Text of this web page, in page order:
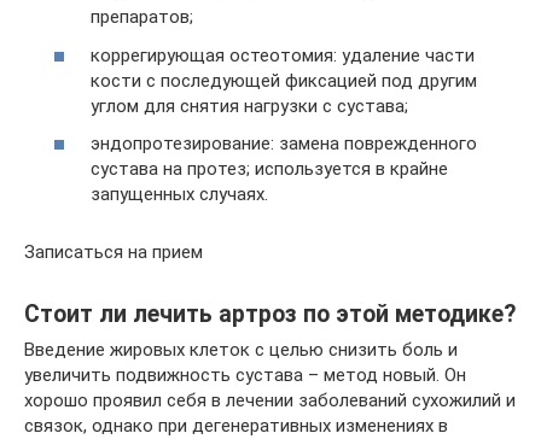
препаратов;
коррегирующая остеотомия: удаление части
кости с последующей фиксацией под другим
углом для снятия нагрузки с сустава;
эндопротезирование: замена поврежденного
сустава на протез; используется в крайне
запущенных случаях.
Записаться на прием
Стоит ли лечить артроз по этой методике?
Введение жировых клеток с целью снизить боль и
увеличить подвижность сустава – метод новый. Он
хорошо проявил себя в лечении заболеваний сухожилий и
связок, однако при дегенеративных изменениях в